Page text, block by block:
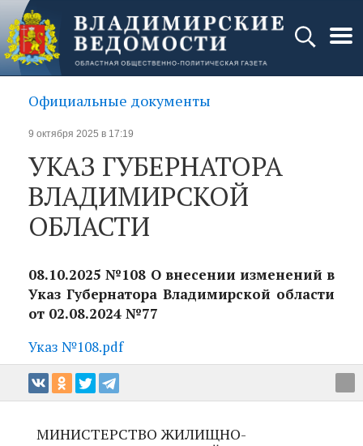
Официальные документы
9 октября 2025 в 17:19
УКАЗ ГУБЕРНАТОРА
ВЛАДИМИРСКОЙ
ОБЛАСТИ
08.10.2025 №108 О внесении изменений в
Указ Губернатора Владимирской области
от 02.08.2024 №77
Указ №108.pdf
МИНИСТЕРСТВО ЖИЛИЩНО-